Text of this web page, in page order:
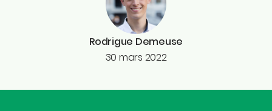
Rodrigue Demeuse
30 mars 2022